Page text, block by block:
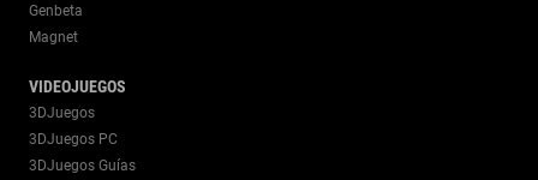
Genbeta
Magnet
VIDEOJUEGOS
3DJuegos
3DJuegos PC
3DJuegos Guías